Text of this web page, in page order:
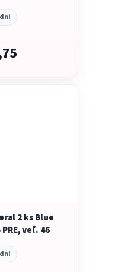
2 ks Blue
veľ. 46